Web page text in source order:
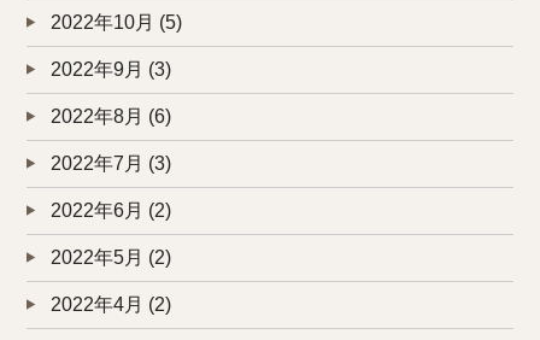
2022年10月 (5)
2022年9月 (3)
2022年8月 (6)
2022年7月 (3)
2022年6月 (2)
2022年5月 (2)
2022年4月 (2)